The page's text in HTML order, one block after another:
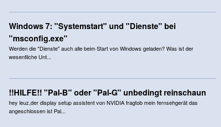
Windows 7: "Systemstart" und "Dienste" bei
"msconfig.exe"
Werden die "Dienste" auch alle beim Start von Windows geladen? Was ist der
wesentliche Unt...
!!HILFE!! "Pal-B" oder "Pal-G" unbedingt reinschaun
hey leuz,der display setup assistent von NVIDIA fragtob mein fernsehgerät das
angeschlossen ist Pal...